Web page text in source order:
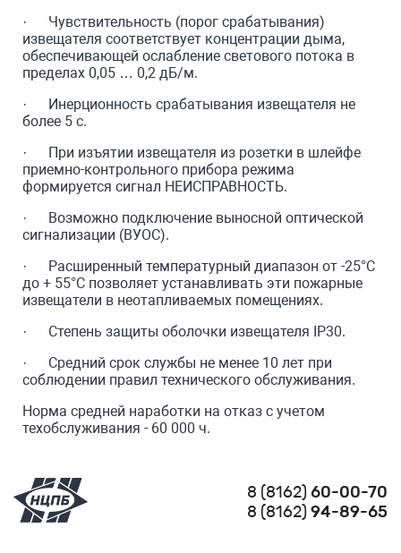
· Чувствительность (порог срабатывания)
извещателя соответствует концентрации дыма,
обеспечивающей ослабление светового потока в
пределах 0,05 … 0,2 дБ/м.
· Инерционность срабатывания извещателя не
более 5 с.
· При изъятии извещателя из розетки в шлейфе
приемно-контрольного прибора режима
формируется сигнал НЕИСПРАВНОСТЬ.
· Возможно подключение выносной оптической
сигнализации (ВУОС).
· Расширенный температурный диапазон от -25°С
до + 55°С позволяет устанавливать эти пожарные
извещатели в неотапливаемых помещениях.
· Степень защиты оболочки извещателя IP30.
· Средний срок службы не менее 10 лет при
соблюдении правил технического обслуживания.
Норма средней наработки на отказ с учетом
техобслуживания - 60 000 ч.
8 (8162)60-00-70
8 (8162)94-89-65